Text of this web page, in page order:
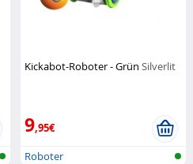
Kickabot-Roboter - GrünSilverlit
9,95€
Roboter